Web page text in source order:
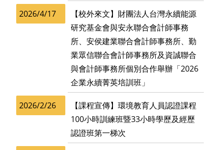
2026/4/17
【校外來文】財團法人台灣永續能源
研究基金會與安永聯合會計師事務
所、安侯建業聯合會計師事務所、勤
業眾信聯合會計師事務所及資誠聯合
與會計師事務所個別合作舉辦「2026
企業永續菁英培訓班」
2026/2/26
【課程宣傳】環境教育人員認證課程
100小時訓練班暨33小時學歷及經歷
認證班第一梯次